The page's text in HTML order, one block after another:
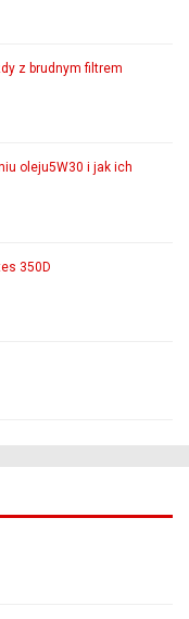
z brudnym filtrem
oleju5W30 i jak ich
350D